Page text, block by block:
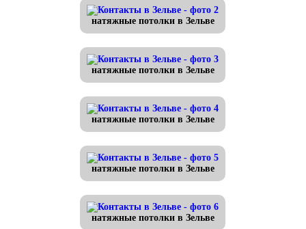
натяжные потолки в Зельве
натяжные потолки в Зельве
натяжные потолки в Зельве
натяжные потолки в Зельве
натяжные потолки в Зельве